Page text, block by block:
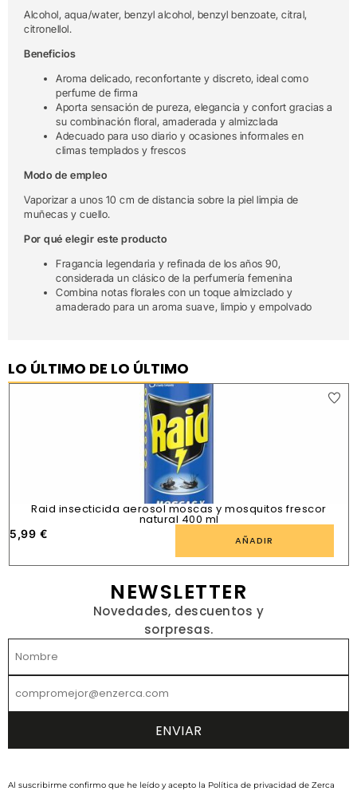
Alcohol, aqua/water, benzyl alcohol, benzyl benzoate, citral,
citronellol.
Beneficios
Aroma delicado, reconfortante y discreto, ideal como
perfume de firma
Aporta sensación de pureza, elegancia y confort gracias a
su combinación floral, amaderada y almizclada
Adecuado para uso diario y ocasiones informales en
climas templados y frescos
Modo de empleo
Vaporizar a unos 10 cm de distancia sobre la piel limpia de
muñecas y cuello.
Por qué elegir este producto
Fragancia legendaria y refinada de los años 90,
considerada un clásico de la perfumería femenina
Combina notas florales con un toque almizclado y
amaderado para un aroma suave, limpio y empolvado
LO ÚLTIMO DE LO ÚLTIMO
Raid insecticida aerosol moscas y mosquitos frescor
natural 400 ml
5,99 € AÑADIR
NEWSLETTER
Novedades, descuentos y
sorpresas.
Al suscribirme confirmo que he leído y acepto la Política de privacidad de Zerca